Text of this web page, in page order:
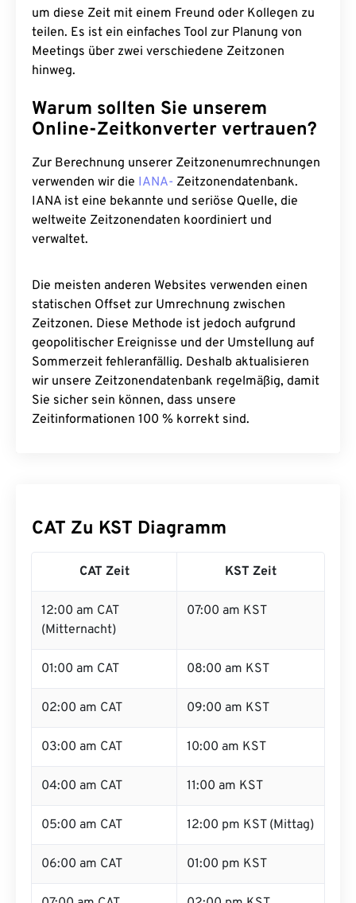
um diese Zeit mit einem Freund oder Kollegen zu
teilen. Es ist ein einfaches Tool zur Planung von
Meetings über zwei verschiedene Zeitzonen
hinweg.
Warum sollten Sie unserem
Online-Zeitkonverter vertrauen?
Zur Berechnung unserer Zeitzonenumrechnungen
verwenden wir die IANA- Zeitzonendatenbank.
IANA ist eine bekannte und seriöse Quelle, die
weltweite Zeitzonendaten koordiniert und
verwaltet.
Die meisten anderen Websites verwenden einen
statischen Offset zur Umrechnung zwischen
Zeitzonen. Diese Methode ist jedoch aufgrund
geopolitischer Ereignisse und der Umstellung auf
Sommerzeit fehleranfällig. Deshalb aktualisieren
wir unsere Zeitzonendatenbank regelmäßig, damit
Sie sicher sein können, dass unsere
Zeitinformationen 100 % korrekt sind.
CAT Zu KST Diagramm
CAT Zeit KST Zeit
12:00 am CAT
(Mitternacht)
07:00 am KST
01:00 am CAT 08:00 am KST
02:00 am CAT 09:00 am KST
03:00 am CAT 10:00 am KST
04:00 am CAT 11:00 am KST
05:00 am CAT 12:00 pm KST (Mittag)
06:00 am CAT 01:00 pm KST